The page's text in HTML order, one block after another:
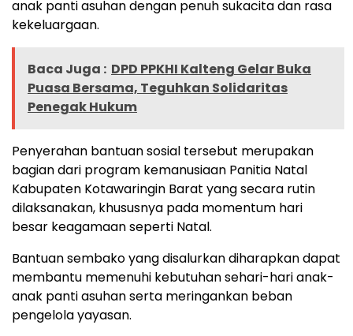
anak panti asuhan dengan penuh sukacita dan rasa
kekeluargaan.
Baca Juga : DPD PPKHI Kalteng Gelar Buka
Puasa Bersama, Teguhkan Solidaritas
Penegak Hukum
Penyerahan bantuan sosial tersebut merupakan
bagian dari program kemanusiaan Panitia Natal
Kabupaten Kotawaringin Barat yang secara rutin
dilaksanakan, khususnya pada momentum hari
besar keagamaan seperti Natal.
Bantuan sembako yang disalurkan diharapkan dapat
membantu memenuhi kebutuhan sehari-hari anak-
anak panti asuhan serta meringankan beban
pengelola yayasan.